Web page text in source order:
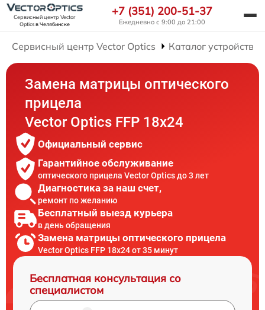
Сервисный центр Vector
Opticsв Челябинске
+7 (351) 200-51-37
Ежедневно с 9:00 до 21:00
Сервисный центр Vector Optics Каталог устройств
Замена матрицы оптического
прицела
Vector Optics FFP 18x24
Официальный сервис
Гарантийное обслуживание
оптического прицела Vector Optics до 3 лет
Диагностика за наш счет,
ремонт по желанию
Бесплатный выезд курьера
в день обращения
Замена матрицы оптического прицела
Vector Optics FFP 18x24 от 35 минут
Бесплатная консультация со
специалистом